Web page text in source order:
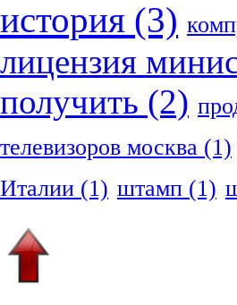
история (3)
лицензия
получить (2)
телевизоров москва (1)
Италии (1) штамп (1)